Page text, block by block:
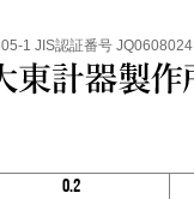
1 JIS認証番号 JQ0608024
0.2